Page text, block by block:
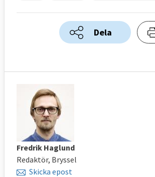
Dela
Fredrik Haglund
Redaktör, Bryssel
Skicka epost